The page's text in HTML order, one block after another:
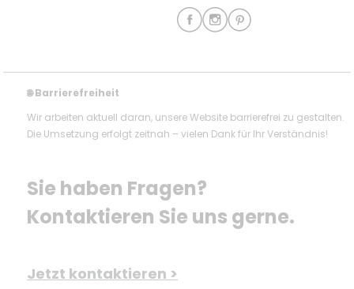
🌐Barrierefreiheit
Wir arbeiten aktuell daran, unsere Website barrierefrei zu gestalten.
Die Umsetzung erfolgt zeitnah – vielen Dank für Ihr Verständnis!
Sie haben Fragen?
Kontaktieren Sie uns gerne.
Jetzt kontaktieren >